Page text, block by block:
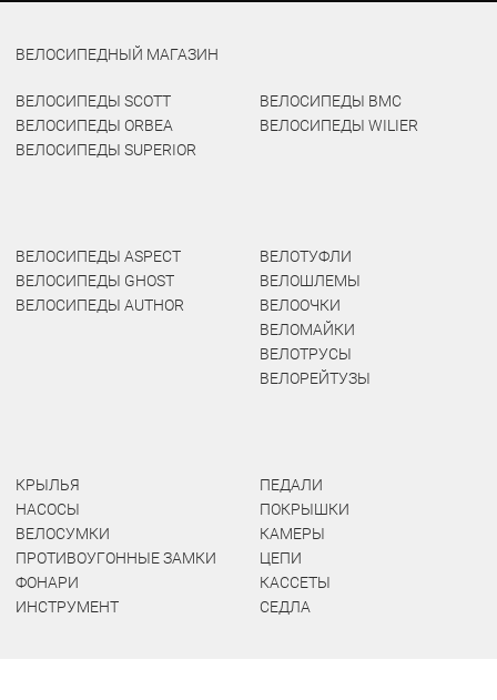
ВЕЛОСИПЕДНЫЙ МАГАЗИН
ВЕЛОСИПЕДЫ SCOTT
ВЕЛОСИПЕДЫ ORBEA
ВЕЛОСИПЕДЫ SUPERIOR
ВЕЛОСИПЕДЫ BMC
ВЕЛОСИПЕДЫ WILIER
ВЕЛОСИПЕДЫ ASPECT
ВЕЛОСИПЕДЫ GHOST
ВЕЛОСИПЕДЫ AUTHOR
ВЕЛОТУФЛИ
ВЕЛОШЛЕМЫ
ВЕЛООЧКИ
ВЕЛОМАЙКИ
ВЕЛОТРУСЫ
ВЕЛОРЕЙТУЗЫ
КРЫЛЬЯ
НАСОСЫ
ВЕЛОСУМКИ
ПРОТИВОУГОННЫЕ ЗАМКИ
ФОНАРИ
ИНСТРУМЕНТ
ПЕДАЛИ
ПОКРЫШКИ
КАМЕРЫ
ЦЕПИ
КАССЕТЫ
СЕДЛА